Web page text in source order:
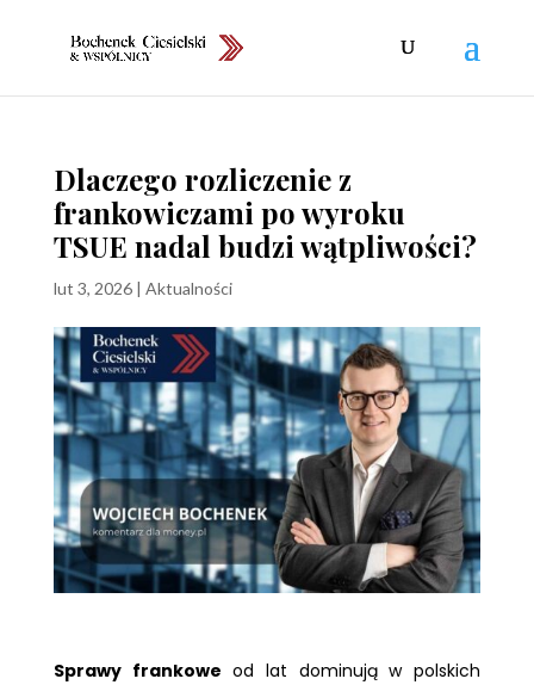
Dlaczego rozliczenie z
frankowiczami po wyroku
TSUE nadal budzi wątpliwości?
lut 3, 2026| Aktualności
Sprawy frankowe od lat dominują w polskich